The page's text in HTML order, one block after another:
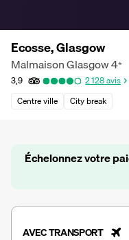
Ecosse, Glasgow
Malmaison Glasgow4*
3,9 2 128avis
Centre ville
City break
Échelonnez votre
AVEC TRANSPORT